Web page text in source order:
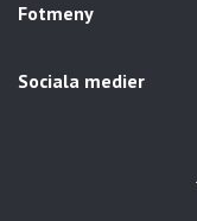
Fotmeny
Sociala medier